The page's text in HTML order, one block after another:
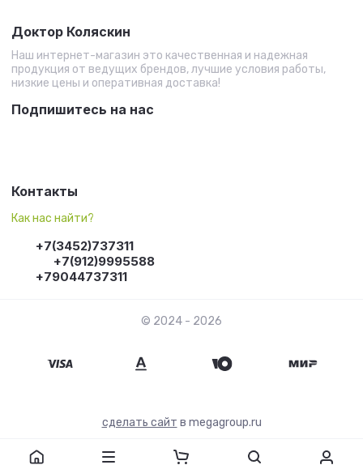
Доктор Коляскин
Наш интернет-магазин это качественная и надежная
продукция от ведущих брендов, лучшие условия работы,
низкие цены и оперативная доставка!
Подпишитесь на нас
Контакты
Как нас найти?
+7(3452)737311
+7(912)9995588
+79044737311
© 2024 - 2026
сделать сайт в megagroup.ru